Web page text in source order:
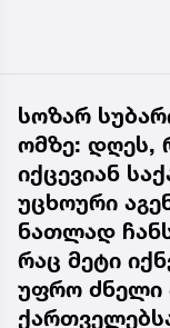
სოზარ
ომზე: დღეს,
იქცევიან
უცხოური
ნათლად
რაც მეტი
უფრო ძნელი